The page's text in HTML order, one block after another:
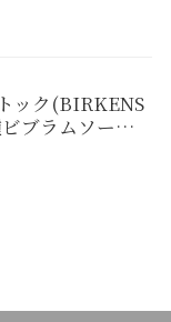
ック(BIRKENS
ブラムソー…